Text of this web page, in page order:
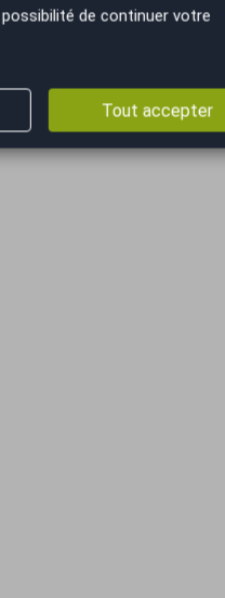
de continuer votre
Tout accepter